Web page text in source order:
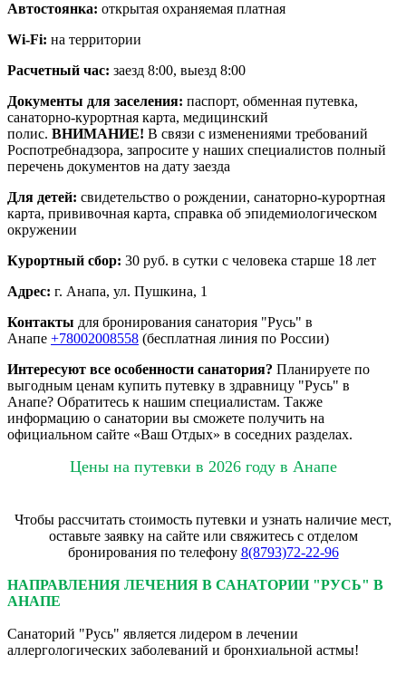
Автостоянка: открытая охраняемая платная
Wi-Fi: на территории
Расчетный час: заезд 8:00, выезд 8:00
Документы для заселения: паспорт, обменная путевка,
санаторно-курортная карта, медицинский
полис. ВНИМАНИЕ! В связи с изменениями требований
Роспотребнадзора, запросите у наших специалистов полный
перечень документов на дату заезда
Для детей: свидетельство о рождении, санаторно-курортная
карта, прививочная карта, справка об эпидемиологическом
окружении
Курортный сбор: 30 руб. в сутки с человека старше 18 лет
Адрес: г. Анапа, ул. Пушкина, 1
Контакты для бронирования санатория "Русь" в
Анапе +78002008558 (бесплатная линия по России)
Интересуют все особенности санатория? Планируете по
выгодным ценам купить путевку в здравницу "Русь" в
Анапе? Обратитесь к нашим специалистам. Также
информацию о санатории вы сможете получить на
официальном сайте «Ваш Отдых» в соседних разделах.
Цены на путевки в 2026 году в Анапе
Чтобы рассчитать стоимость путевки и узнать наличие мест,
оставьте заявку на сайте или свяжитесь с отделом
бронирования по телефону 8(8793)72-22-96
НАПРАВЛЕНИЯ ЛЕЧЕНИЯ В САНАТОРИИ "РУСЬ" В
АНАПЕ
Санаторий "Русь" является лидером в лечении
аллергологических заболеваний и бронхиальной астмы!